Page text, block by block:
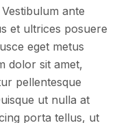
ante
et ultrices posuere
eget metus
dolor sit amet,
pellentesque
ut nulla at
porta tellus, ut